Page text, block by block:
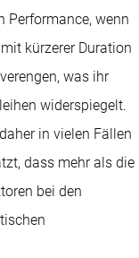
Performance, wenn
kürzerer Duration
was ihr
widerspiegelt.
in vielen Fällen
dass mehr als die
bei den